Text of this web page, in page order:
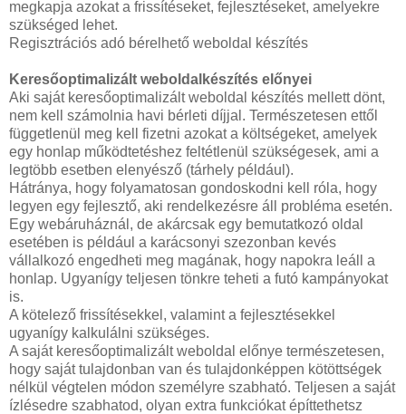
megkapja azokat a frissítéseket, fejlesztéseket, amelyekre
szükséged lehet.
Regisztrációs adó bérelhető weboldal készítés
Keresőoptimalizált weboldalkészítés előnyei
Aki saját keresőoptimalizált weboldal készítés mellett dönt,
nem kell számolnia havi bérleti díjjal. Természetesen ettől
függetlenül meg kell fizetni azokat a költségeket, amelyek
egy honlap működtetéshez feltétlenül szükségesek, ami a
legtöbb esetben elenyésző (tárhely például).
Hátránya, hogy folyamatosan gondoskodni kell róla, hogy
legyen egy fejlesztő, aki rendelkezésre áll probléma esetén.
Egy webáruháznál, de akárcsak egy bemutatkozó oldal
esetében is például a karácsonyi szezonban kevés
vállalkozó engedheti meg magának, hogy napokra leáll a
honlap. Ugyanígy teljesen tönkre teheti a futó kampányokat
is.
A kötelező frissítésekkel, valamint a fejlesztésekkel
ugyanígy kalkulálni szükséges.
A saját keresőoptimalizált weboldal előnye természetesen,
hogy saját tulajdonban van és tulajdonképpen kötöttségek
nélkül végtelen módon személyre szabható. Teljesen a saját
ízlésedre szabhatod, olyan extra funkciókat építtethetsz